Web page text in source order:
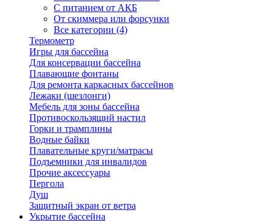
С питанием от АКБ
От скиммера или форсунки
Все категории (4)
Термометр
Игры для бассейна
Для консервации бассейна
Плавающие фонтаны
Для ремонта каркасных бассейнов
Лежаки (шезлонги)
Мебель для зоны бассейна
Противоскользящий настил
Горки и трамплины
Водные байки
Плавательные круги/матрасы
Подъемники для инвалидов
Прочие аксессуары
Пергола
Душ
Защитный экран от ветра
Укрытие бассейна